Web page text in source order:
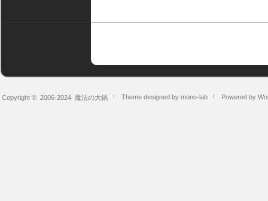
Copyright © 2006-2024 魔法の大鍋 Theme designed by mono-lab Powered by